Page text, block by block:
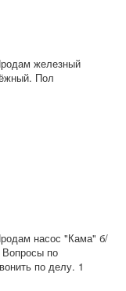
железный
Пол
насос "Кама" б/
Вопросы по
по делу. 1